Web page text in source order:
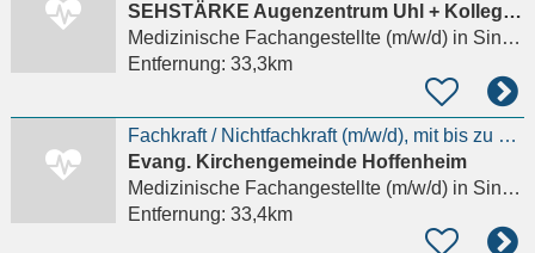
SEHSTÄRKE Augenzentrum Uhl + Kollegen
Medizinische Fachangestellte (m/w/d)in Sinsheim
Entfernung: 33,3km
Fachkraft / Nichtfachkraft (m/w/d), mit bis zu 76% Stellenumfang, ab sofort
Evang. Kirchengemeinde Hoffenheim
Medizinische Fachangestellte (m/w/d)in Sinsheim, Hoffenheim
Entfernung: 33,4km